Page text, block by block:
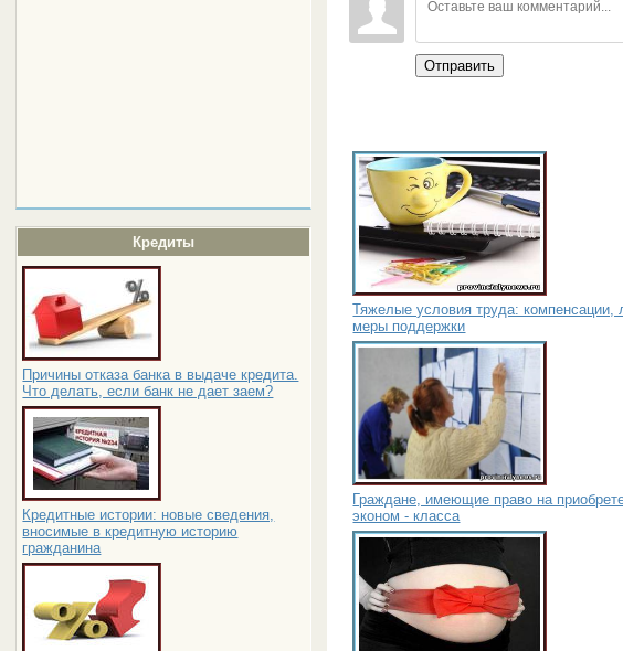
Кредиты
Причины отказа банка в выдаче кредита.
Что делать, если банк не дает заем?
Кредитные истории: новые сведения,
вносимые в кредитную историю
гражданина
Отправить
Тяжелые условия труда: компенсации,
меры поддержки
Граждане, имеющие право на
эконом - класса